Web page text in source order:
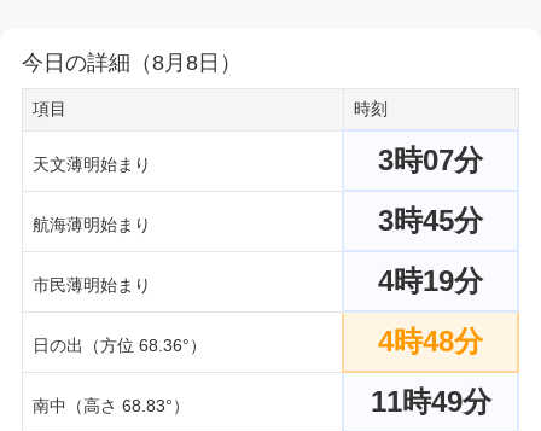
今日の詳細（8月8日）
項目 時刻
天文薄明始まり 3時07分
航海薄明始まり 3時45分
市民薄明始まり 4時19分
日の出（方位 68.36°） 4時48分
南中（高さ 68.83°） 11時49分